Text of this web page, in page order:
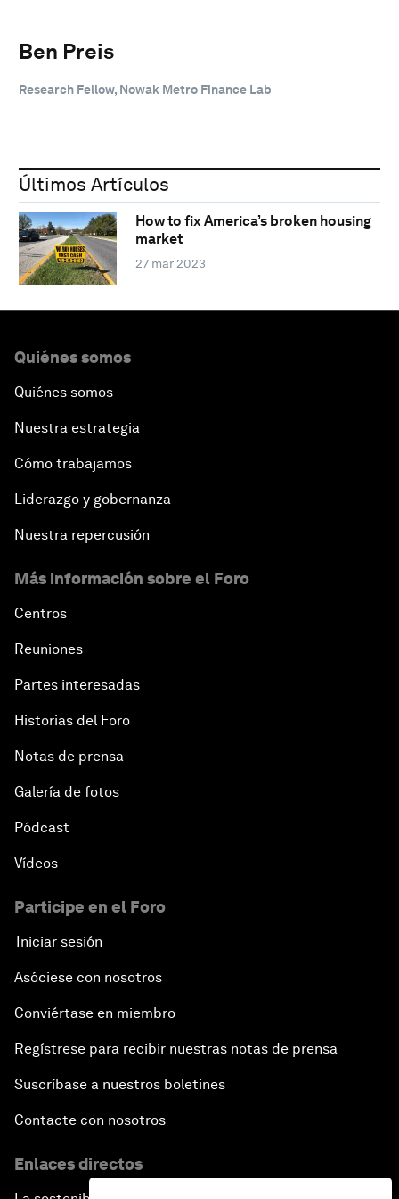
Ben Preis
Research Fellow, Nowak Metro Finance Lab
Últimos Artículos
How to fix America’s broken housing
market
27 mar 2023
Quiénes somos
Quiénes somos
Nuestra estrategia
Cómo trabajamos
Liderazgo y gobernanza
Nuestra repercusión
Más información sobre el Foro
Centros
Reuniones
Partes interesadas
Historias del Foro
Notas de prensa
Galería de fotos
Pódcast
Vídeos
Participe en el Foro
Iniciar sesión
Asóciese con nosotros
Conviértase en miembro
Regístrese para recibir nuestras notas de prensa
Suscríbase a nuestros boletines
Contacte con nosotros
Enlaces directos